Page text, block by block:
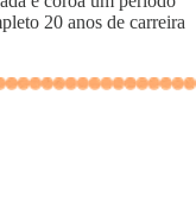
20 anos de carreira